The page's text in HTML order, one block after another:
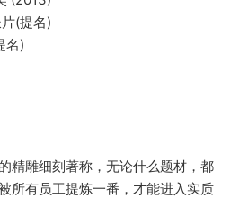
(提名)
名)
雕细刻著称，无论什么题材，都
所有员工提炼一番，才能进入实质